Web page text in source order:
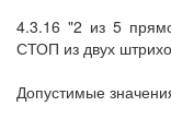
4.3.16 "2 из 5
СТОП из двух
Допустимые